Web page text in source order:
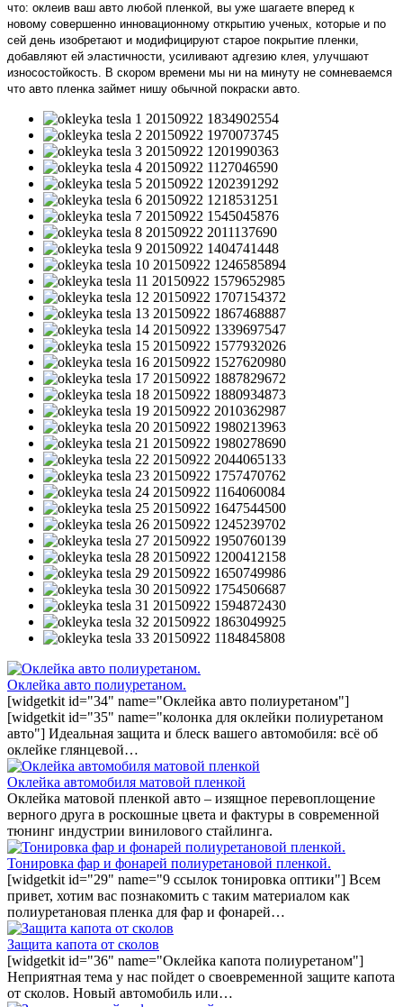
что: оклеив ваш авто любой пленкой, вы уже шагаете вперед к
новому совершенно инновационному открытию ученых, которые и по
сей день изобретают и модифицируют старое покрытие пленки,
добавляют ей эластичности, усиливают адгезию клея, улучшают
износостойкость. В скором времени мы ни на минуту не сомневаемся
что авто пленка займет нишу обычной покраски авто.
Оклейка авто полиуретаном.
[widgetkit id="34" name="Оклейка авто полиуретаном"]
[widgetkit id="35" name="колонка для оклейки полиуретаном
авто"] Идеальная защита и блеск вашего автомобиля: всё об
оклейке глянцевой…
Оклейка автомобиля матовой пленкой
Оклейка матовой пленкой авто – изящное перевоплощение
верного друга в роскошные цвета и фактуры в современной
тюнинг индустрии винилового стайлинга.
Тонировка фар и фонарей полиуретановой пленкой.
[widgetkit id="29" name="9 ссылок тонировка оптики"] Всем
привет, хотим вас познакомить с таким материалом как
полиуретановая пленка для фар и фонарей…
Защита капота от сколов
[widgetkit id="36" name="Оклейка капота полиуретаном"]
Неприятная тема у нас пойдет о своевременной защите капота
от сколов. Новый автомобиль или…